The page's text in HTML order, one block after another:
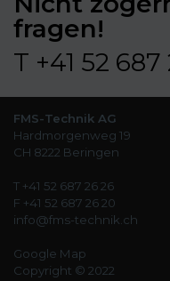
fragen!
T +41 52 687
FMS-Technik AG
Hardmorgenweg 19
CH 8222 Beringen
T +41 52 687 26 26
F +41 52 687 26 20
info@fms-technik.ch
Google Map
Copyright © 2022